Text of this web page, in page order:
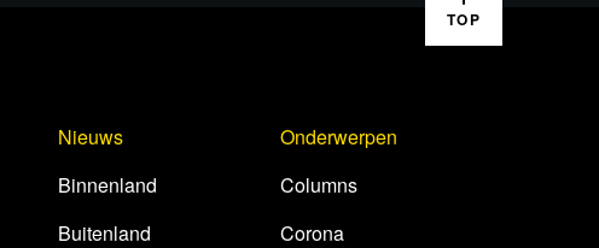
TOP
Nieuws
Binnenland
Buitenland
Onderwerpen
Columns
Corona